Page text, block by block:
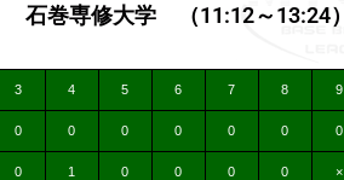
巻専修大学 （11:12～13:24）
3 4 5 6 7 8 9
0 0 0 0 0 0 0
0 1 0 0 0 0 ×